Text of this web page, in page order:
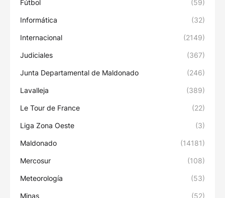
Fútbol (59)
Informática (32)
Internacional (2149)
Judiciales (367)
Junta Departamental de Maldonado (246)
Lavalleja (389)
Le Tour de France (22)
Liga Zona Oeste (3)
Maldonado (14181)
Mercosur (108)
Meteorología (53)
Minas (52)